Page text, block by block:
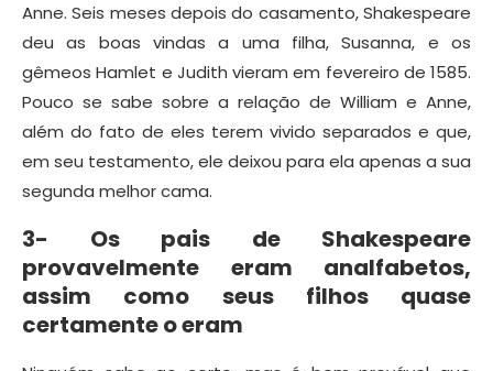
Anne. Seis meses depois do casamento, Shakespeare
deu as boas vindas a uma filha, Susanna, e os
gêmeos Hamlet e Judith vieram em fevereiro de 1585.
Pouco se sabe sobre a relação de William e Anne,
além do fato de eles terem vivido separados e que,
em seu testamento, ele deixou para ela apenas a sua
segunda melhor cama.
3- Os pais de Shakespeare
provavelmente eram analfabetos,
assim como seus filhos quase
certamente o eram